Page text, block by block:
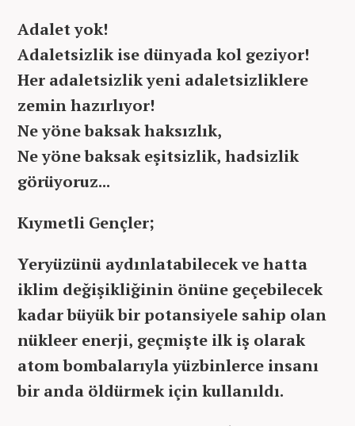
Adalet yok!
Adaletsizlik ise dünyada kol geziyor!
Her adaletsizlik yeni adaletsizliklere
zemin hazırlıyor!
Ne yöne baksak haksızlık,
Ne yöne baksak eşitsizlik, hadsizlik
görüyoruz...
Kıymetli Gençler;
Yeryüzünü aydınlatabilecek ve hatta
iklim değişikliğinin önüne geçebilecek
kadar büyük bir potansiyele sahip olan
nükleer enerji, geçmişte ilk iş olarak
atom bombalarıyla yüzbinlerce insanı
bir anda öldürmek için kullanıldı.